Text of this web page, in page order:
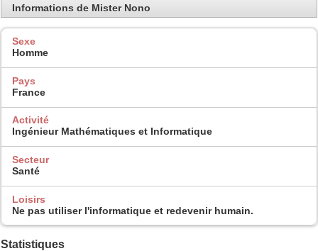
Informations de Mister Nono
Sexe
Homme
Pays
France
Activité
Ingénieur Mathématiques et Informatique
Secteur
Santé
Loisirs
Ne pas utiliser l'informatique et redevenir humain.
Statistiques